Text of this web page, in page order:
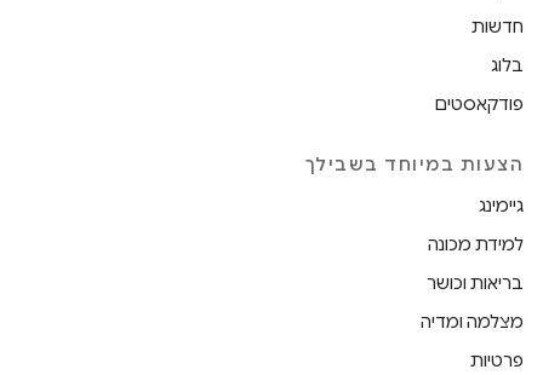
חדשות
בלוג
פודקאסטים
הצעות במיוחד בשבילך
גיימינג
למידת מכונה
בריאות וכושר
מצלמה ומדיה
פרטיות